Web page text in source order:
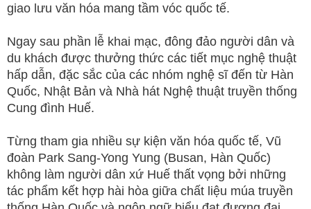
giao lưu văn hóa mang tầm vóc quốc tế.
Ngay sau phần lễ khai mạc, đông đảo người dân và
du khách được thưởng thức các tiết mục nghệ thuật
hấp dẫn, đặc sắc của các nhóm nghệ sĩ đến từ Hàn
Quốc, Nhật Bản và Nhà hát Nghệ thuật truyền thống
Cung đình Huế.
Từng tham gia nhiều sự kiện văn hóa quốc tế, Vũ
đoàn Park Sang-Yong Yung (Busan, Hàn Quốc)
không làm người dân xứ Huế thất vọng bởi những
tác phẩm kết hợp hài hòa giữa chất liệu múa truyền